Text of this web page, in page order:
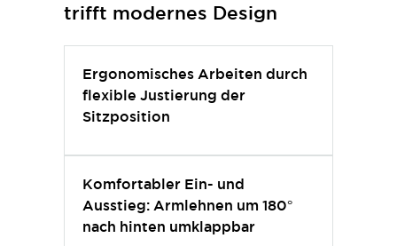
trifft modernes Design
Ergonomisches Arbeiten durch
flexible Justierung der
Sitzposition
Komfortabler Ein- und
Ausstieg: Armlehnen um 180°
nach hinten umklappbar